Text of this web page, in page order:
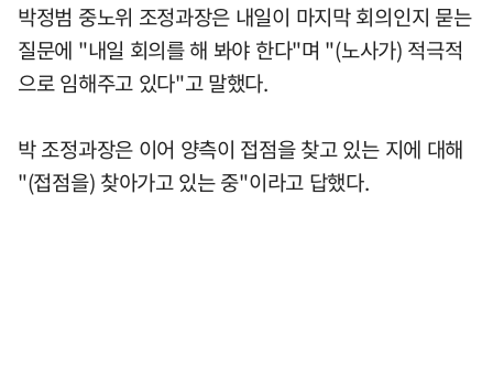
박정범 중노위 조정과장은 내일이 마지막 회의인지 묻는
질문에 "내일 회의를 해 봐야 한다"며 "(노사가) 적극적
으로 임해주고 있다"고 말했다.
박 조정과장은 이어 양측이 접점을 찾고 있는 지에 대해
"(접점을) 찾아가고 있는 중"이라고 답했다.